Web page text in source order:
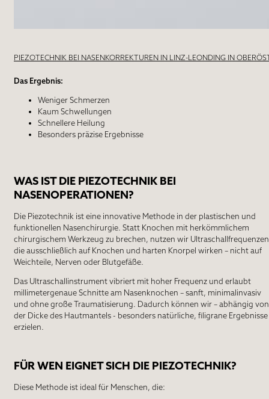
PIEZOTECHNIK BEI NASENKORREKTUREN IN LINZ-LEONDING IN
Das Ergebnis:
Weniger Schmerzen
Kaum Schwellungen
Schnellere Heilung
Besonders präzise Ergebnisse
WAS IST DIE PIEZOTECHNIK BEI
NASENOPERATIONEN?
Die Piezotechnik ist eine innovative Methode in der plastischen und
funktionellen Nasenchirurgie. Statt Knochen mit herkömmlichem
chirurgischem Werkzeug zu brechen, nutzen wir Ultraschallfrequenzen
die ausschließlich auf Knochen und harten Knorpel wirken – nicht auf
Weichteile, Nerven oder Blutgefäße.
Das Ultraschallinstrument vibriert mit hoher Frequenz und erlaubt
millimetergenaue Schnitte am Nasenknochen – sanft, minimalinvasiv
und ohne große Traumatisierung. Dadurch können wir – abhängig von
der Dicke des Hautmantels - besonders natürliche, filigrane Ergebnisse
erzielen.
FÜR WEN EIGNET SICH DIE PIEZOTECHNIK?
Diese Methode ist ideal für Menschen, die: